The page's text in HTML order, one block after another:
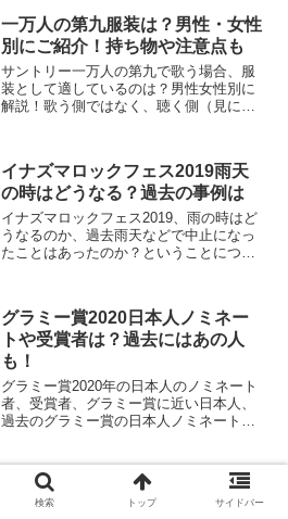
一万人の第九服装は？男性・女性
別にご紹介！持ち物や注意点も
サントリー一万人の第九で歌う場合、服
装として適しているのは？男性女性別に
解説！歌う側ではなく、聴く側（見に行
イナズマロックフェス2019雨天
の時はどうなる？過去の事例は
イナズマロックフェス2019、雨の時はど
うなるのか、過去雨天などで中止になっ
たことはあったのか？ということについ
グラミー賞2020日本人ノミネー
トや受賞者は？過去にはあの人
も！
グラミー賞2020年の日本人のノミネート
者、受賞者、グラミー賞に近い日本人、
過去のグラミー賞の日本人ノミネートや
イマズマロックフェス2019カラ
クリのセトリ・出演時間は？
検索 トップ サイドバー